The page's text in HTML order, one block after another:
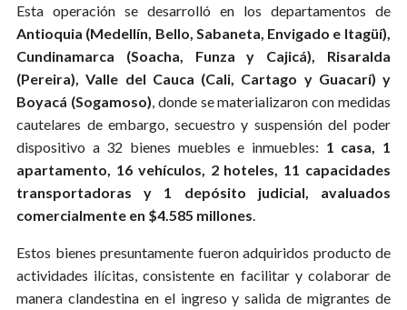
Esta operación se desarrolló en los departamentos de
Antioquia (Medellín, Bello, Sabaneta, Envigado e Itagüí),
Cundinamarca (Soacha, Funza y Cajicá), Risaralda
(Pereira), Valle del Cauca (Cali, Cartago y Guacarí) y
Boyacá (Sogamoso), donde se materializaron con medidas
cautelares de embargo, secuestro y suspensión del poder
dispositivo a 32 bienes muebles e inmuebles: 1 casa, 1
apartamento, 16 vehículos, 2 hoteles, 11 capacidades
transportadoras y 1 depósito judicial, avaluados
comercialmente en $4.585 millones.
Estos bienes presuntamente fueron adquiridos producto de
actividades ilícitas, consistente en facilitar y colaborar de
manera clandestina en el ingreso y salida de migrantes de